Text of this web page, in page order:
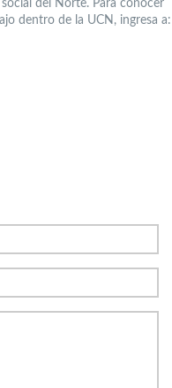
del Norte. Para conocer
dentro de la UCN, ingresa a: